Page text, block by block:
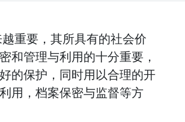
重要，其所具有的社会价
和管理与利用的十分重要，
的保护，同时用以合理的开
用，档案保密与监督等方